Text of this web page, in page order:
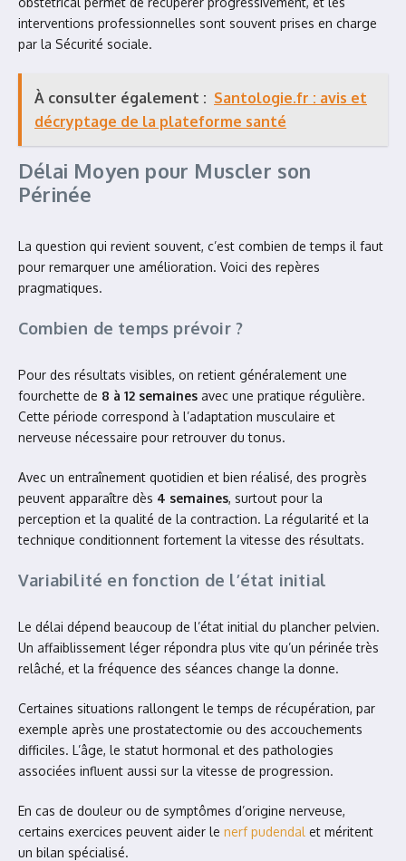
interventions professionnelles sont souvent prises en charge
par la Sécurité sociale.
À consulter également : Santologie.fr : avis et
décryptage de la plateforme santé
Délai Moyen pour Muscler son
Périnée
La question qui revient souvent, c’est combien de temps il faut
pour remarquer une amélioration. Voici des repères
pragmatiques.
Combien de temps prévoir ?
Pour des résultats visibles, on retient généralement une
fourchette de 8 à 12 semaines avec une pratique régulière.
Cette période correspond à l’adaptation musculaire et
nerveuse nécessaire pour retrouver du tonus.
Avec un entraînement quotidien et bien réalisé, des progrès
peuvent apparaître dès 4 semaines, surtout pour la
perception et la qualité de la contraction. La régularité et la
technique conditionnent fortement la vitesse des résultats.
Variabilité en fonction de l’état initial
Le délai dépend beaucoup de l’état initial du plancher pelvien.
Un affaiblissement léger répondra plus vite qu’un périnée très
relâché, et la fréquence des séances change la donne.
Certaines situations rallongent le temps de récupération, par
exemple après une prostatectomie ou des accouchements
difficiles. L’âge, le statut hormonal et des pathologies
associées influent aussi sur la vitesse de progression.
En cas de douleur ou de symptômes d’origine nerveuse,
certains exercices peuvent aider le nerf pudendal et méritent
un bilan spécialisé.